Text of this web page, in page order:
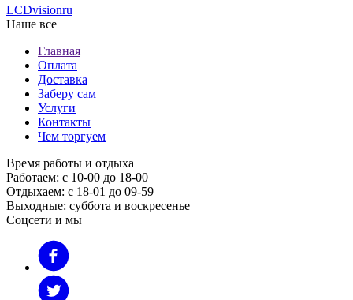
LCDvisionru
Наше все
Главная
Оплата
Доставка
Заберу сам
Услуги
Контакты
Чем торгуем
Время работы и отдыха
Работаем: с 10-00 до 18-00
Отдыхаем: с 18-01 до 09-59
Выходные: суббота и воскресенье
Соцсети и мы